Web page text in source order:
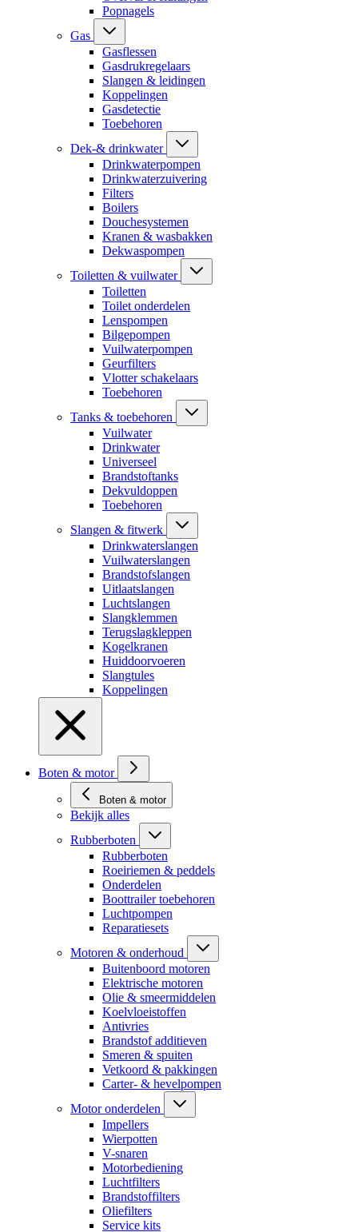
Popnagels
Gas
Gasflessen
Gasdrukregelaars
Slangen & leidingen
Koppelingen
Gasdetectie
Toebehoren
Dek-& drinkwater
Drinkwaterpompen
Drinkwaterzuivering
Filters
Boilers
Douchesystemen
Kranen & wasbakken
Dekwaspompen
Toiletten & vuilwater
Toiletten
Toilet onderdelen
Lenspompen
Bilgepompen
Vuilwaterpompen
Geurfilters
Vlotter schakelaars
Toebehoren
Tanks & toebehoren
Vuilwater
Drinkwater
Universeel
Brandstoftanks
Dekvuldoppen
Toebehoren
Slangen & fitwerk
Drinkwaterslangen
Vuilwaterslangen
Brandstofslangen
Uitlaatslangen
Luchtslangen
Slangklemmen
Terugslagkleppen
Kogelkranen
Huiddoorvoeren
Slangtules
Koppelingen
Boten & motor
Boten & motor
Bekijk alles
Rubberboten
Rubberboten
Roeiriemen & peddels
Onderdelen
Boottrailer toebehoren
Luchtpompen
Reparatiesets
Motoren & onderhoud
Buitenboord motoren
Elektrische motoren
Olie & smeermiddelen
Koelvloeistoffen
Antivries
Brandstof additieven
Smeren & spuiten
Vetkoord & pakkingen
Carter- & hevelpompen
Motor onderdelen
Impellers
Wierpotten
V-snaren
Motorbediening
Luchtfilters
Brandstoffilters
Oliefilters
Service kits